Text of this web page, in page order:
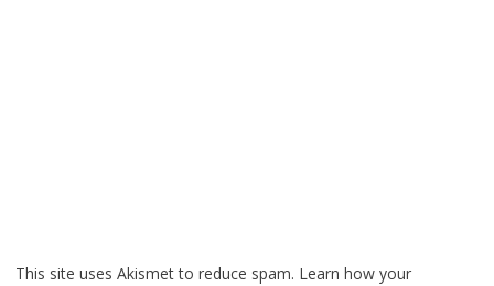
This site uses Akismet to reduce spam. Learn how your